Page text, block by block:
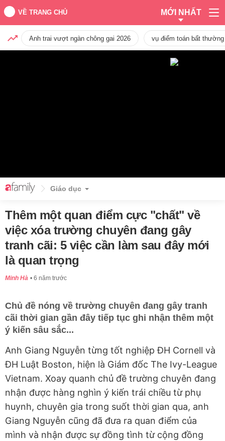
VỀ TRANG CHỦ MỚI NHẤT
Anh trai vượt ngàn chông gai 2026 vụ điểm toán bất
Giáo dục
Thêm một quan điểm cực "chất" về
việc xóa trường chuyên đang gây
tranh cãi: 5 việc cần làm sau đây mới
là quan trọng
Minh Hà 6 năm trước
Chủ đề nóng về trường chuyên đang gây tranh
cãi thời gian gần đây tiếp tục ghi nhận thêm một
ý kiến sâu sắc...
Anh Giang Nguyễn từng tốt nghiệp ĐH Cornell và
ĐH Luật Boston, hiện là Giám đốc The Ivy-League
Vietnam. Xoay quanh chủ đề trường chuyên đang
nhận được hàng nghìn ý kiến trái chiều từ phụ
huynh, chuyên gia trong suốt thời gian qua, anh
Giang Nguyễn cũng đã đưa ra quan điểm của
mình và nhận được sự đồng tình từ cộng đồng